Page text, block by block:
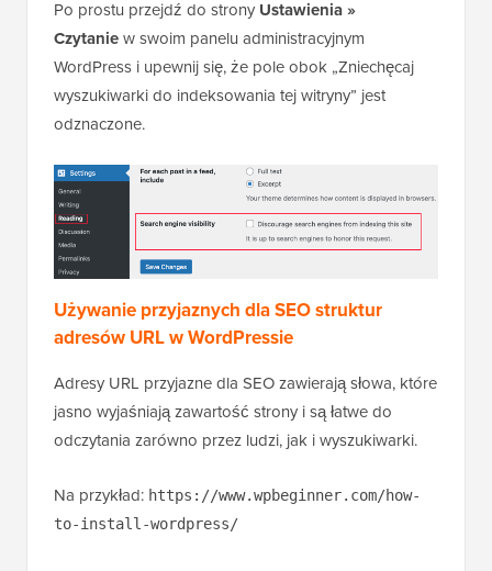
Po prostu przejdź do strony Ustawienia »
Czytaniew swoim panelu administracyjnym
WordPress i upewnij się, że pole obok „Zniechęcaj
wyszukiwarki do indeksowania tej witryny” jest
odznaczone.
Używanie przyjaznych dla SEO struktur
adresów URL w WordPressie
Adresy URL przyjazne dla SEO zawierają słowa, które
jasno wyjaśniają zawartość strony i są łatwe do
odczytania zarówno przez ludzi, jak i wyszukiwarki.
Na przykład: https://www.wpbeginner.com/how-
to-install-wordpress/